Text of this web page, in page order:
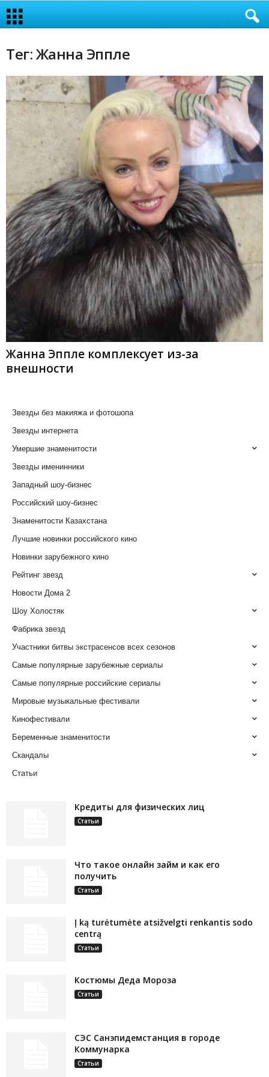
Тег: Жанна Эппле
Жанна Эппле комплексует из-за
внешности
Звезды без макияжа и фотошопа
Звезды интернета
Умершие знаменитости
Звезды именинники
Западный шоу-бизнес
Российский шоу-бизнес
Знаменитости Казахстана
Лучшие новинки российского кино
Новинки зарубежного кино
Рейтинг звезд
Новости Дома 2
Шоу Холостяк
Фабрика звезд
Участники битвы экстрасенсов всех сезонов
Самые популярные зарубежные сериалы
Самые популярные российские сериалы
Мировые музыкальные фестивали
Кинофестивали
Беременные знаменитости
Скандалы
Статьи
Кредиты для физических лиц
Статьи
Что такое онлайн займ и как его
получить
Статьи
Į ką turėtumėte atsižvelgti renkantis sodo
centrą
Статьи
Костюмы Деда Мороза
Статьи
СЭС Санэпидемстанция в городе
Коммунарка
Статьи